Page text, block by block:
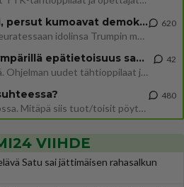
Jos SDP ei voita reilusti, persut kumoavat demokratian Suomesta
Näin tekisi ainakin Rydman seuratessaan idolinsa Trumpin mallia https://www.is.fi/politiikka/art-2000012187244.html
620
Uuden TTK-juontajan ympärillä epätietoisuus sakenee - Nyt MTV hämmentää soppaa
TTK tulee taas tänä syksynä. Ohjelman uudet tähtioppilaat julkistetaan torstaina 6. elokuuta klo 14 alkavassa lehdistö
42
Siinäpä se kysymys on otsikossa. Mitäpä siis tuot/toisit pöytään parisuhteessa? Oletko mies vai nainen? Koetko sen mitä
480
VIIHDE
Satu sai jättimäisen rahasalkun